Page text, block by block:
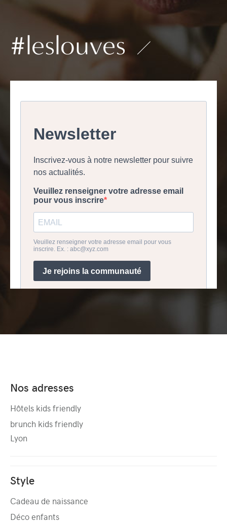
#leslouves
Nos adresses
Hôtels kids friendly
brunch kids friendly
Lyon
Style
Cadeau de naissance
Déco enfants